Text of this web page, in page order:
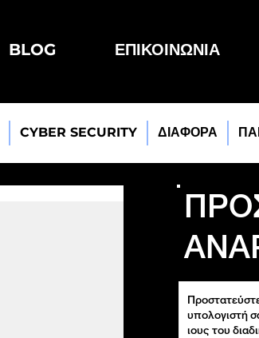
BLOG ΕΠΙΚΟΙΝΩΝΙΑ
CYBER SECURITY ΔΙΑΦΟΡΑ
υπολογιστή
ιους του